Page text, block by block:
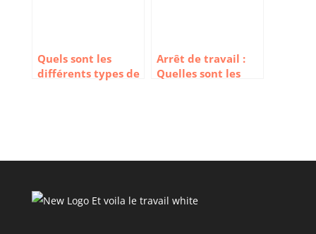
Quels sont les
différents types de
Arrêt de travail :
Quelles sont les